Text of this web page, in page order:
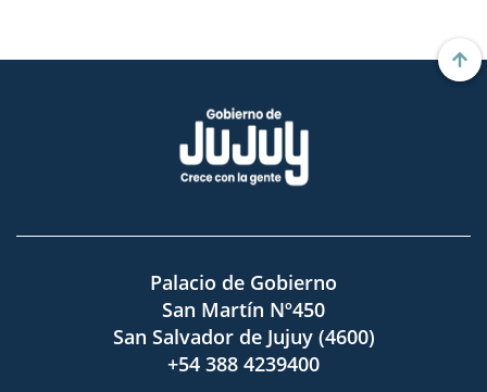
Palacio de Gobierno
San Martín Nº450
San Salvador de Jujuy (4600)
+54 388 4239400